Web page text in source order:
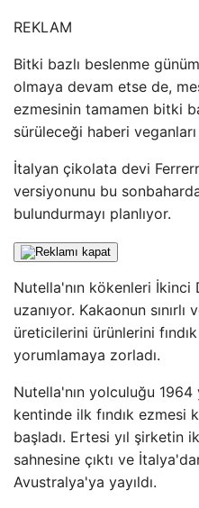
REKLAM
Bitki bazlı beslenme
olmaya devam etse de,
ezmesinin tamamen bitki
sürüleceği haberi veganları
İtalyan çikolata devi
versiyonunu bu
bulundurmayı planlıyor.
Nutella'nın kökenleri İkinci
uzanıyor. Kakaonun sınırlı
üreticilerini ürünlerini
yorumlamaya zorladı.
Nutella'nın yolculuğu 1964
kentinde ilk fındık ezmesi
başladı. Ertesi yıl şirketin
sahnesine çıktı ve
Avustralya'ya yayıldı.